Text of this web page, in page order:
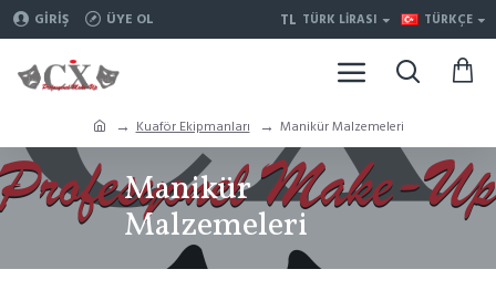
GIRIŞ ÜYE OL TL TÜRK LIRASI TÜRKÇE
Kuaför Ekipmanları Manikür Malzemeleri
Manikür
Malzemeleri